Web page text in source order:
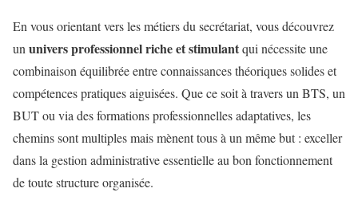
En vous orientant vers les métiers du secrétariat, vous découvrez
un univers professionnel riche et stimulantqui nécessite une
combinaison équilibrée entre connaissances théoriques solides et
compétences pratiques aiguisées. Que ce soit à travers un BTS, un
BUT ou via des formations professionnelles adaptatives, les
chemins sont multiples mais mènent tous à un même but : exceller
dans la gestion administrative essentielle au bon fonctionnement
de toute structure organisée.